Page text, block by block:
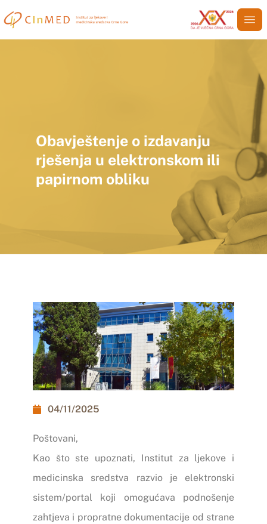
Obavještenje o izdavanju
rješenja u elektronskom ili
papirnom obliku
04/11/2025
Poštovani,
Kao što ste upoznati, Institut za ljekove i
medicinska sredstva razvio je elektronski
sistem/portal koji omogućava podnošenje
zahtjeva i propratne dokumentacije od strane